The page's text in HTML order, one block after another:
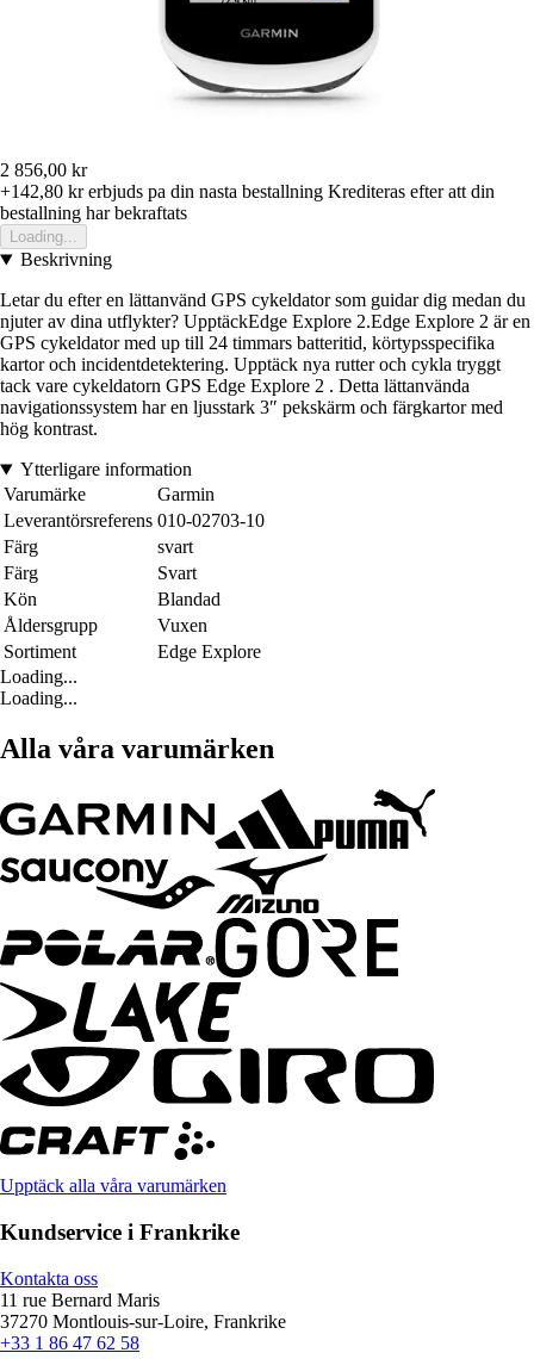
2 856,00 kr
+142,80 krerbjuds pa din nasta bestallning Krediteras efter att din
bestallning har bekraftats
Loading...
Beskrivning
Letar du efter en lättanvänd GPS cykeldator som guidar dig medan du
njuter av dina utflykter? UpptäckEdge Explore 2.Edge Explore 2 är en
GPS cykeldator med up till 24 timmars batteritid, körtypsspecifika
kartor och incidentdetektering. Upptäck nya rutter och cykla tryggt
tack vare cykeldatorn GPS Edge Explore 2 . Detta lättanvända
navigationssystem har en ljusstark 3″ pekskärm och färgkartor med
hög kontrast.
Ytterligare information
Varumärke
Garmin
Leverantörsreferens 010-02703-10
Färg
svart
Färg
Svart
Kön
Blandad
Åldersgrupp
Vuxen
Sortiment
Edge Explore
Loading...
Loading...
Alla våra varumärken
Upptäck alla våra varumärken
Kundservice i Frankrike
Kontakta oss
11 rue Bernard Maris
37270 Montlouis-sur-Loire, Frankrike
+33 1 86 47 62 58